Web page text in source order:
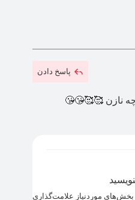
پاسخ دادن
نازن 🥰🥰😘😘
بخش‌های موردنیاز علامت‌گذاری